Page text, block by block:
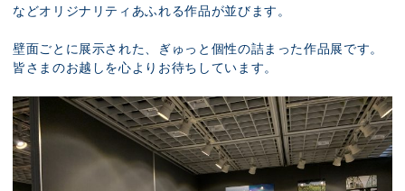
などオリジナリティあふれる作品が並びます。
壁面ごとに展示された、ぎゅっと個性の詰まった作品展です。
皆さまのお越しを心よりお待ちしています。